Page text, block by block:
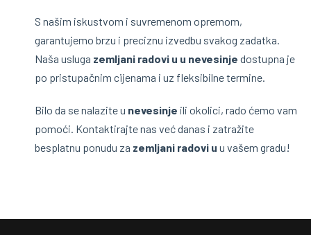
S našim iskustvom i suvremenom opremom,
garantujemo brzu i preciznu izvedbu svakog zadatka.
Naša usluga zemljani radovi u u nevesinje dostupna je
po pristupačnim cijenama i uz fleksibilne termine.
Bilo da se nalazite u nevesinje ili okolici, rado ćemo vam
pomoći. Kontaktirajte nas već danas i zatražite
besplatnu ponudu za zemljani radovi u u vašem gradu!